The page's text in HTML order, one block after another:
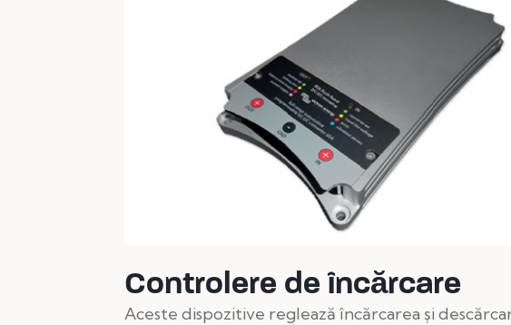
Controlere de încărcare
Aceste dispozitive reglează încărcarea și